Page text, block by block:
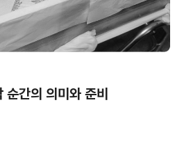
간의 의미와 준비